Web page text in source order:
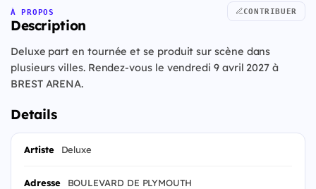
À PROPOS
Description
CONTRIBUER
Deluxe part en tournée et se produit sur scène dans
plusieurs villes. Rendez-vous le vendredi 9 avril 2027 à
BREST ARENA.
Details
Artiste Deluxe
Adresse BOULEVARD DE PLYMOUTH